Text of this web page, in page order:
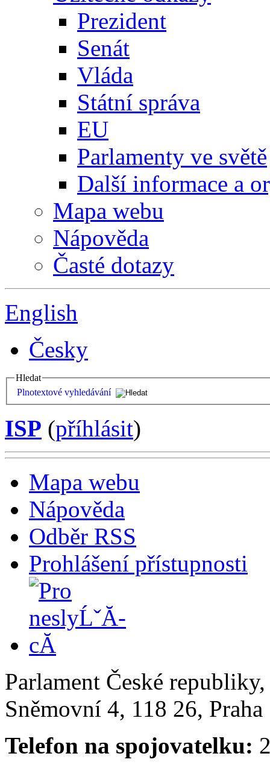
Prezident
Senát
Vláda
Státní správa
EU
Parlamenty ve světě
Další informace a
Mapa webu
Nápověda
Časté dotazy
English
Česky
Hledat
Plnotextové vyhledávání
ISP (příhlásit)
Mapa webu
Nápověda
Odběr RSS
Prohlášení přístupnosti
Parlament České
Sněmovní 4, 118 26,
Telefon na spojovatelku: